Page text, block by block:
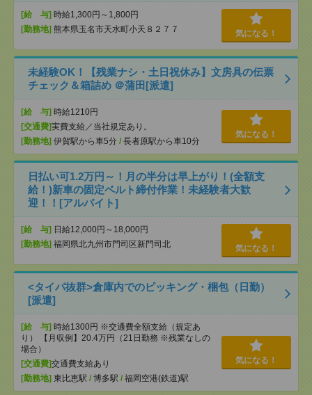
[給 与] 時給1,300円～1,800円
[勤務地] 熊本県玉名市天水町小天８２７７ 気になる！
未経験OK！【残業ナシ・土日祝休み】文房具の伝票
チェック＆箱詰め ＠蒲田[派遣]
[給 与] 時給1210円
[交通費]実費支給／当社規定あり。
[勤務地] 伊賀駅から車5分 / 長者原駅から車10分
気になる！
日払い可1.2万円～！月の半分は早上がり！(全額支
給！)新車の固定ベルト締付作業！未経験者大歓
迎！！[アルバイト]
[給 与] 日給12,000円～18,000円
[勤務地] 福岡県北九州市門司区新門司北 気になる！
<タイパ抜群>倉庫内でのピッキング・梱包（日勤）
[派遣]
[給 与] 時給1300円 ※交通費全額支給（規定あ
り） 【月収例】20.4万円（21日勤務 ※残業なしの
場合）
[交通費]交通費支給あり
[勤務地] 東比恵駅 / 博多駅 / 福岡空港(鉄道)駅
気になる！